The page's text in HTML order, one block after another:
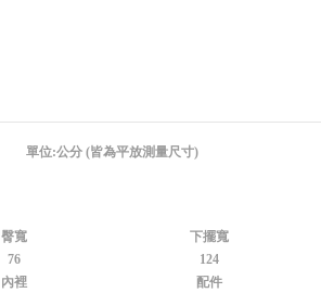
單位:公分 (皆為平放測量尺寸)
臀寬 下擺寬
76 124
內裡
配件